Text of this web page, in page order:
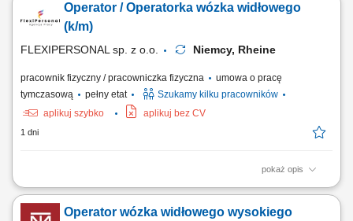
Kompletowanie i przygotowywanie zamówień do wysyłki;
Rozmieszczanie towarów oraz obsługa magazynu wysokiego
Operator / Operatorka wózka widłowego
(k/m)
FLEXIPERSONAL sp. z o.o. Niemcy, Rheine
pracownik fizyczny / pracowniczka fizyczna
umowa o pracę
tymczasową
pełny etat
Szukamy kilku pracowników
aplikuj szybko
aplikuj bez CV
1 dni
pokaż opis
Opis stanowiska Przemieszczanie komponentów oraz wyrobów
gotowych w przestrzeni magazynu wysokiego składowania;
Prowadzenie prac przeładunkowych przy dostawach i wysyłkach
Operator wózka widłowego wysokiego